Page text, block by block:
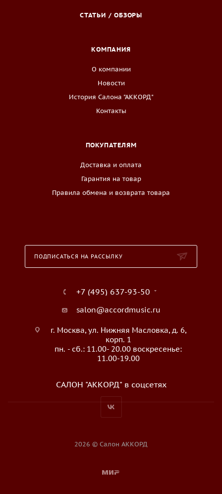
СТАТЬИ / ОБЗОРЫ
КОМПАНИЯ
О компании
Новости
История Салона "АККОРД"
Контакты
ПОКУПАТЕЛЯМ
Доставка и оплата
Гарантия на товар
Правила обмена и возврата товара
ПОДПИСАТЬСЯ НА РАССЫЛКУ
+7 (495) 637-93-50
salon@accordmusic.ru
г. Москва, ул. Нижняя Масловка, д. 6,
корп. 1
пн. - сб.: 11.00- 20.00 воскресенье:
11.00-19.00
САЛОН "АККОРД" в соцсетях
2026 © Салон АККОРД